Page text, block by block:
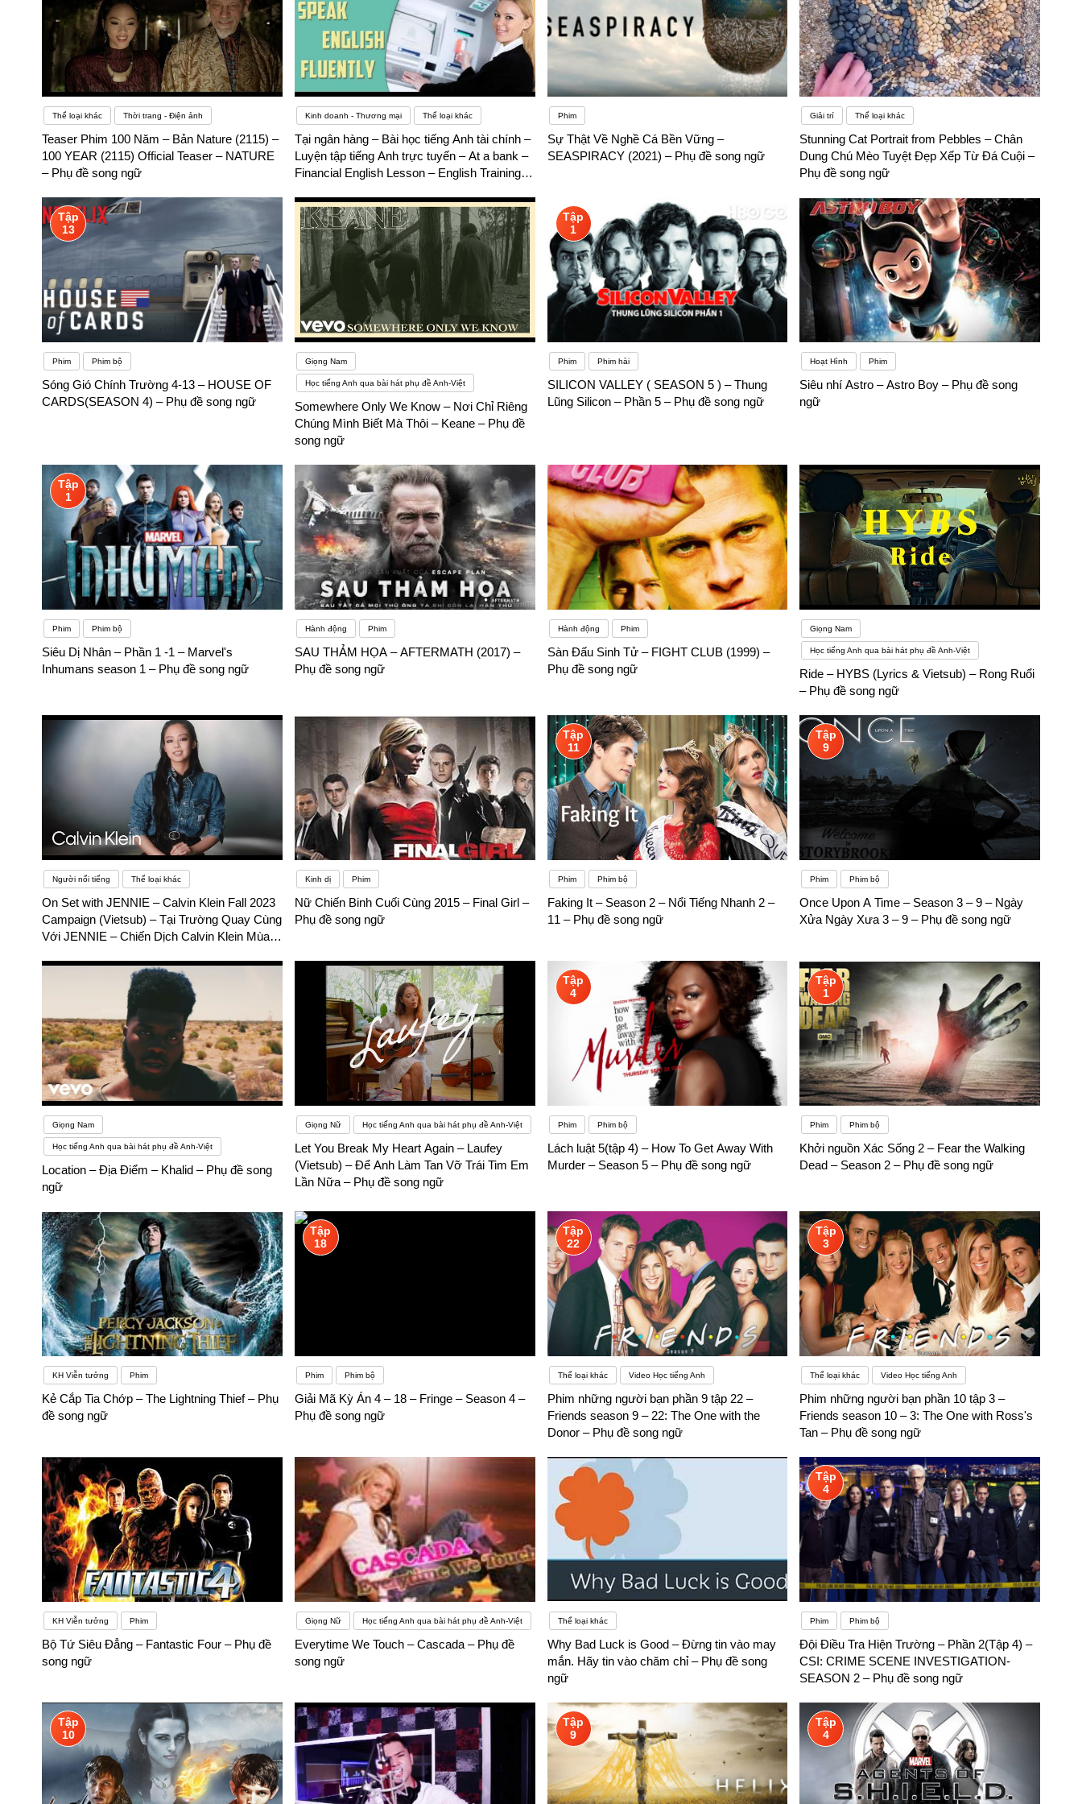
Thể loại khác Thời trang - Điện ảnh
Teaser Phim 100 Năm – Bản Nature (2115) –
100 YEAR (2115) Official Teaser – NATURE
– Phụ đề song ngữ
Kinh doanh - Thương mại Thể loại khác
Tại ngân hàng – Bài học tiếng Anh tài chính –
Luyện tập tiếng Anh trực tuyến – At a bank –
Financial English Lesson – English Training
Phim
Sự Thật Về Nghề Cá Bền Vững –
SEASPIRACY (2021) – Phụ đề song ngữ
Giải trí Thể loại khác
Stunning Cat Portrait from Pebbles – Chân
Dung Chú Mèo Tuyệt Đẹp Xếp Từ Đá Cuội –
Phụ đề song ngữ
Tập
13
Phim Phim bộ
Sóng Gió Chính Trường 4-13 – HOUSE OF
CARDS(SEASON 4) – Phụ đề song ngữ
Giọng Nam
Học tiếng Anh qua bài hát phụ đề Anh-Việt
Somewhere Only We Know – Nơi Chỉ Riêng
Chúng Mình Biết Mà Thôi – Keane – Phụ đề
song ngữ
Tập
1
Phim Phim hài
SILICON VALLEY ( SEASON 5 ) – Thung
Lũng Silicon – Phần 5 – Phụ đề song ngữ
Hoạt Hình Phim
Siêu nhí Astro – Astro Boy – Phụ đề song
ngữ
Tập
1
Phim Phim bộ
Siêu Dị Nhân – Phần 1 -1 – Marvel's
Inhumans season 1 – Phụ đề song ngữ
Hành động Phim
SAU THẢM HỌA – AFTERMATH (2017) –
Phụ đề song ngữ
Hành động Phim
Sàn Đấu Sinh Tử – FIGHT CLUB (1999) –
Phụ đề song ngữ
Giọng Nam
Học tiếng Anh qua bài hát phụ đề Anh-Việt
Ride – HYBS (Lyrics & Vietsub) – Rong Ruổi
– Phụ đề song ngữ
Người nổi tiếng Thể loại khác
On Set with JENNIE – Calvin Klein Fall 2023
Campaign (Vietsub) – Tại Trường Quay Cùng
Với JENNIE – Chiến Dịch Calvin Klein Mùa
Kinh dị Phim
Nữ Chiến Binh Cuối Cùng 2015 – Final Girl –
Phụ đề song ngữ
Tập
11
Phim Phim bộ
Faking It – Season 2 – Nổi Tiếng Nhanh 2 –
11 – Phụ đề song ngữ
Tập
9
Phim Phim bộ
Once Upon A Time – Season 3 – 9 – Ngày
Xửa Ngày Xưa 3 – 9 – Phụ đề song ngữ
Giọng Nam
Học tiếng Anh qua bài hát phụ đề Anh-Việt
Location – Địa Điểm – Khalid – Phụ đề song
ngữ
Giọng Nữ Học tiếng Anh qua bài hát phụ đề Anh-Việt
Let You Break My Heart Again – Laufey
(Vietsub) – Để Anh Làm Tan Vỡ Trái Tim Em
Lần Nữa – Phụ đề song ngữ
Tập
4
Phim Phim bộ
Lách luật 5(tập 4) – How To Get Away With
Murder – Season 5 – Phụ đề song ngữ
Tập
1
Phim Phim bộ
Khởi nguồn Xác Sống 2 – Fear the Walking
Dead – Season 2 – Phụ đề song ngữ
KH Viễn tưởng Phim
Kẻ Cắp Tia Chớp – The Lightning Thief – Phụ
đề song ngữ
Tập
18
Phim Phim bộ
Giải Mã Kỳ Án 4 – 18 – Fringe – Season 4 –
Phụ đề song ngữ
Tập
22
Thể loại khác Video Học tiếng Anh
Phim những người bạn phần 9 tập 22 –
Friends season 9 – 22: The One with the
Donor – Phụ đề song ngữ
Tập
3
Thể loại khác Video Học tiếng Anh
Phim những người bạn phần 10 tập 3 –
Friends season 10 – 3: The One with Ross's
Tan – Phụ đề song ngữ
KH Viễn tưởng Phim
Bộ Tứ Siêu Đẳng – Fantastic Four – Phụ đề
song ngữ
Giọng Nữ Học tiếng Anh qua bài hát phụ đề Anh-Việt
Everytime We Touch – Cascada – Phụ đề
song ngữ
Thể loại khác
Why Bad Luck is Good – Đừng tin vào may
mắn. Hãy tin vào chăm chỉ – Phụ đề song
ngữ
Tập
4
Phim Phim bộ
Đội Điều Tra Hiện Trường – Phần 2(Tập 4) –
CSI: CRIME SCENE INVESTIGATION-
SEASON 2 – Phụ đề song ngữ
Tập
10
Tập
9
Tập
4